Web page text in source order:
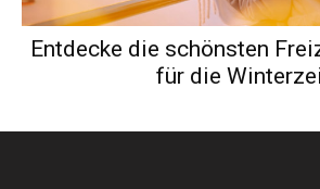
Entdecke die schönsten
für die